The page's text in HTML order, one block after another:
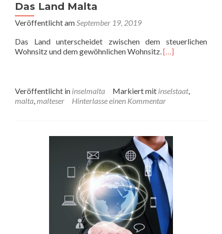
Das Land Malta
Veröffentlicht amSeptember 19, 2019
Das Land unterscheidet zwischen dem steuerlichen
Wohnsitz und dem gewöhnlichen Wohnsitz.[…]
Veröffentlicht in inselmalta Markiert mit inselstaat,
malta,malteser Hinterlasse einen Kommentar